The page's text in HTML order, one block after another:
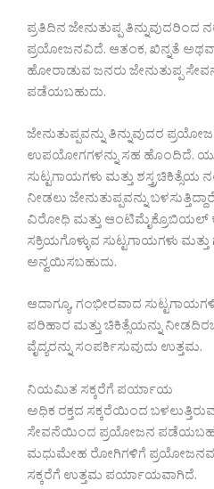
ಪ್ರತಿದಿನ ಜೇನುತುಪ್ಪ ತಿನ್ನುವುದರಿಂದ
ಪ್ರಯೋಜನವಿದೆ. ಆತಂಕ, ಖಿನ್ನತೆ ಅಥವಾ
ಹೋರಾಡುವ ಜನರು ಜೇನುತುಪ್ಪ
ಪಡೆಯಬಹುದು.
ಜೇನುತುಪ್ಪವನ್ನು ತಿನ್ನುವುದರ
ಉಪಯೋಗಗಳನ್ನು ಸಹ ಹೊಂದಿದೆ.
ಸುಟ್ಟಗಾಯಗಳು ಮತ್ತು
ನೀಡಲು ಜೇನುತುಪ್ಪವನ್ನು
ವಿರೋಧಿ ಮತ್ತು ಆಂಟಿಮೈಕ್ರೊಬಿಯಲ್
ಸಕ್ರಿಯಗೊಳ್ಳುವ ಸುಟ್ಟಗಾಯಗಳು
ಅನ್ವಯಿಸಬಹುದು.
ಆದಾಗ್ಯೂ, ಗಂಭೀರವಾದ
ಪರಿಹಾರ ಮತ್ತು ಚಿಕಿತ್ಸೆಯನ್ನು
ವೈದ್ಯರನ್ನು ಸಂಪರ್ಕಿಸುವುದು ಉತ್ತಮ.
ನಿಯಮಿತ ಸಕ್ಕರೆಗೆ ಪರ್ಯಾಯ
ಅಧಿಕ ರಕ್ತದ ಸಕ್ಕರೆಯಿಂದ
ಸೇವನೆಯಿಂದ ಪ್ರಯೋಜನ
ಮಧುಮೇಹ ರೋಗಿಗಳಿಗೆ
ಸಕ್ಕರೆಗೆ ಉತ್ತಮ ಪರ್ಯಾಯವಾಗಿದೆ.